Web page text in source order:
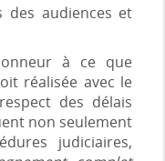
des audiences et
à ce que
réalisée avec le
des délais
non seulement
judiciaires,